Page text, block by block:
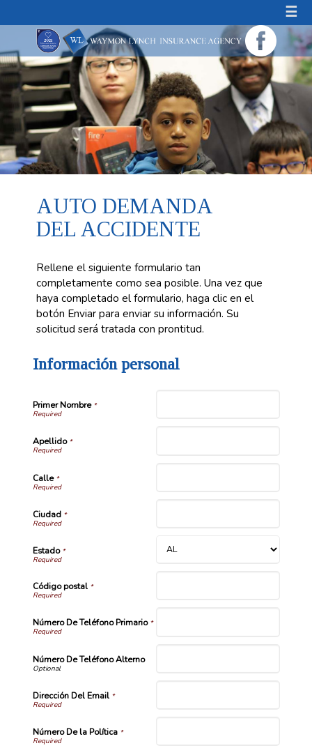
☰
AUTO DEMANDA
DEL ACCIDENTE
Rellene el siguiente formulario tan
completamente como sea posible. Una vez que
haya completado el formulario, haga clic en el
botón Enviar para enviar su información. Su
solicitud será tratada con prontitud.
Información personal
Primer Nombre *
Apellido*
Calle*
Ciudad*
Estado*
Código postal*
Número De Teléfono Primario*
Número De Teléfono Alterno
Dirección Del Email*
Número De la Política*